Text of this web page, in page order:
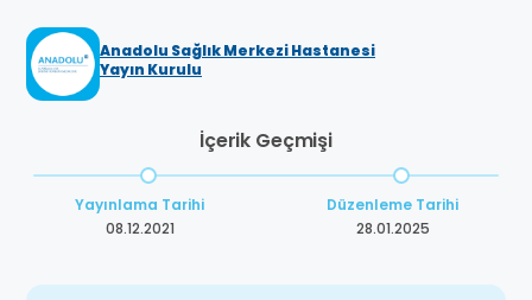
Anadolu Sağlık Merkezi Hastanesi
Yayın Kurulu
İçerik Geçmişi
Yayınlama Tarihi
08.12.2021
Düzenleme Tarihi
28.01.2025